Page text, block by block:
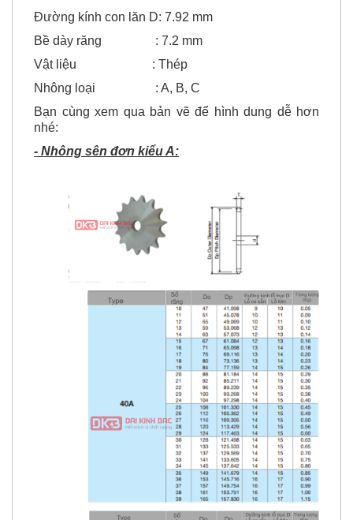
Bề rộng con lăn W : 7.95 mm
Đường kính con lăn D: 7.92 mm
Bề dày răng : 7.2 mm
Vật liệu : Thép
Nhông loại : A, B, C
Bạn cùng xem qua bản vẽ để hình dung dễ hơn
nhé: